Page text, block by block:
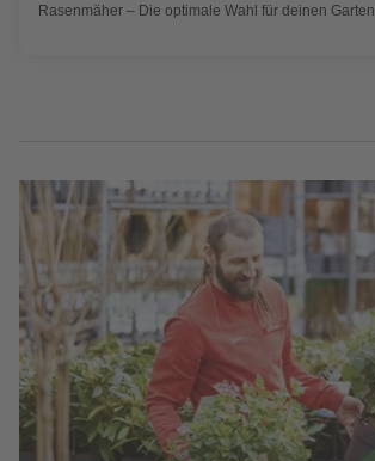
Rasenmäher – Die optimale Wahl für deinen Garten